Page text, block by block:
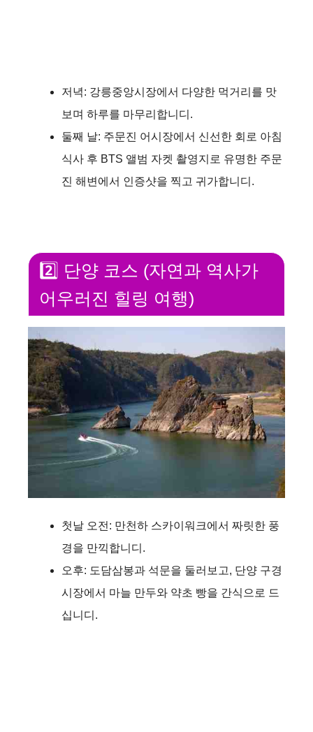
저녁: 강릉중앙시장에서 다양한 먹거리를 맛
보며 하루를 마무리합니디.
둘째 날: 주문진 어시장에서 신선한 회로 아침
식사 후 BTS 앨범 자켓 촬영지로 유명한 주문
진 해변에서 인증샷을 찍고 귀가합니디.
2️⃣ 단양 코스 (자연과 역사가
어우러진 힐링 여행)
첫날 오전: 만천하 스카이워크에서 짜릿한 풍
경을 만끽합니디.
오후: 도담삼봉과 석문을 둘러보고, 단양 구경
시장에서 마늘 만두와 약초 빵을 간식으로 드
십니디.